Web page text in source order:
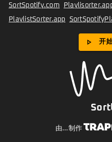
SortSpotify.com
PlaylistSorter.app
play_arrow 开
由...制作